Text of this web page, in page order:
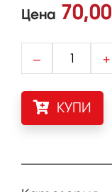
Цена 70,00
– +
КУПИ